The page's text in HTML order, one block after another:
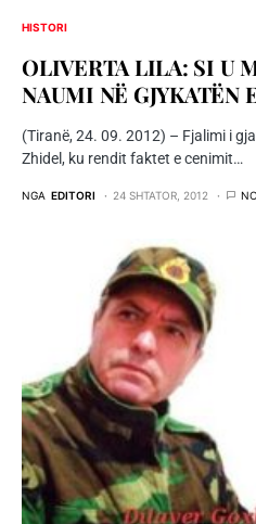
HISTORI
OLIVERTA LILA: SI U
NAUMI NË GJYKATËN
(Tiranë, 24. 09. 2012) – Fjalimi i
Zhidel, ku rendit faktet e cenimit…
NGA EDITORI 24 SHTATOR, 2012